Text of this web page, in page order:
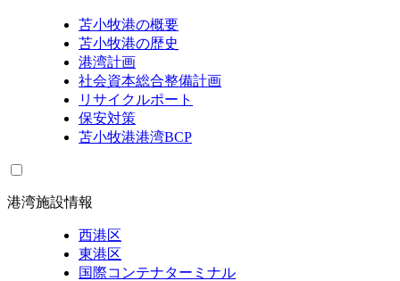
苫小牧港の概要
苫小牧港の歴史
港湾計画
社会資本総合整備計画
リサイクルポート
保安対策
苫小牧港港湾BCP
港湾施設情報
西港区
東港区
国際コンテナターミナル